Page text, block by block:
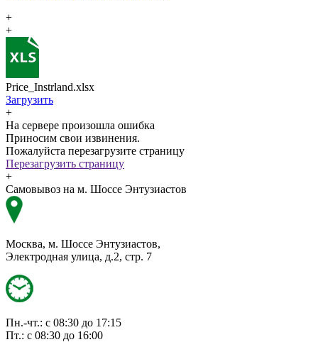
+
+
Price_Instrland.xlsx
Загрузить
+
На сервере произошла ошибка
Приносим свои извинения.
Пожалуйста перезагрузите страницу
Перезагрузить страницу
+
Самовывоз на м. Шоссе Энтузиастов
Москва, м. Шоссе Энтузиастов,
Электродная улица, д.2, стр. 7
Пн.-чт.: с 08:30 до 17:15
Пт.: с 08:30 до 16:00